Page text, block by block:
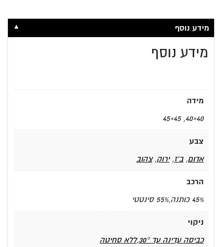
מידע נוסף ▼
מידע נוסף
מידה
40×40, 45×45
צבע
אדום,ב'ז,ירוק,צהוב
הרכב
45% כותנה,55% סינטטי
ניקוי
כביסה עדינה עד 30°,ללא סחיטה